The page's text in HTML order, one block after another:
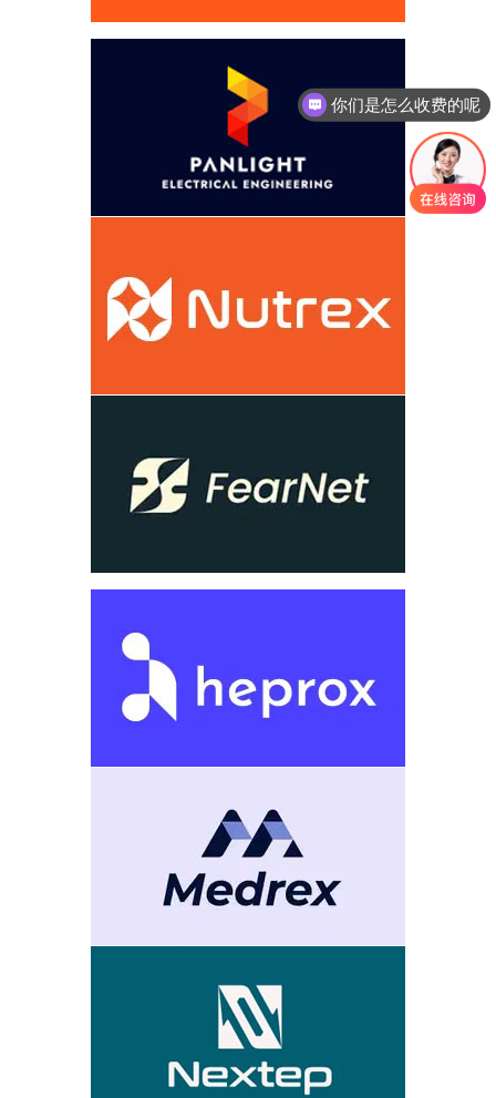
你们是怎么收费的呢
现在有优惠活动吗